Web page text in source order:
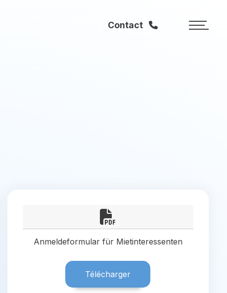
Contact
Anmeldeformular für Mietinteressenten
Télécharger